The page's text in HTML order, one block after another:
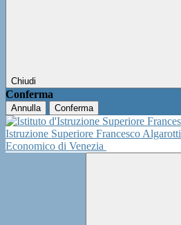
Chiudi
Conferma
Annulla Conferma
Istruzione Superiore Francesco Algarotti
Economico di Venezia